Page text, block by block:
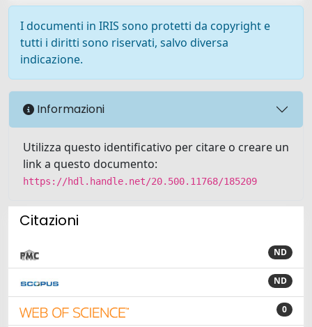
I documenti in IRIS sono protetti da copyright e
tutti i diritti sono riservati, salvo diversa
indicazione.
Informazioni
Utilizza questo identificativo per citare o creare un
link a questo documento:
https://hdl.handle.net/20.500.11768/185209
Citazioni
ND
ND
0